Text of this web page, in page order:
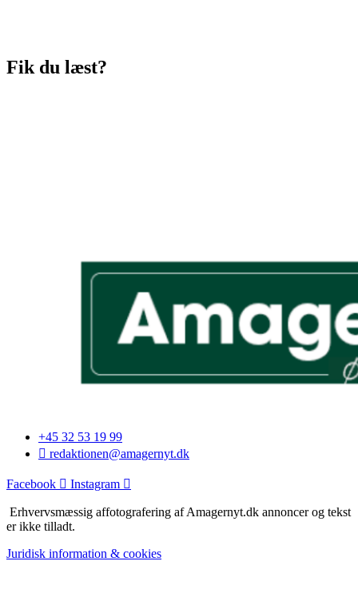
Fik du læst?
+45 32 53 19 99
redaktionen@amagernyt.dk
Facebook Instagram
Erhvervsmæssig affotografering af Amagernyt.dk annoncer og tekst
er ikke tilladt.
Juridisk information & cookies